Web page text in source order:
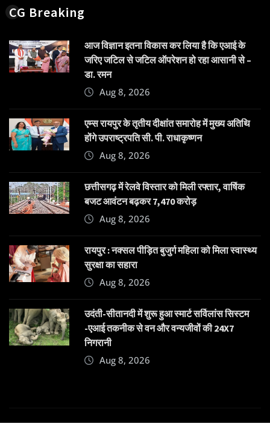
CG Breaking
आज विज्ञान इतना विकास कर लिया है कि एआई के
जरिए जटिल से जटिल ऑपरेशन हो रहा आसानी से –
डा. रमन
Aug 8, 2026
एम्स रायपुर के तृतीय दीक्षांत समारोह में मुख्य अतिथि
होंगे उपराष्ट्रपति सी. पी. राधाकृष्णन
Aug 8, 2026
छत्तीसगढ़ में रेलवे विस्तार को मिली रफ्तार, वार्षिक
बजट आवंटन बढ़कर 7,470 करोड़
Aug 8, 2026
रायपुर : नक्सल पीड़ित बुजुर्ग महिला को मिला स्वास्थ्य
सुरक्षा का सहारा
Aug 8, 2026
उदंती-सीतानदी में शुरू हुआ स्मार्ट सर्विलांस सिस्टम
-एआई तकनीक से वन और वन्यजीवों की 24X7
निगरानी
Aug 8, 2026